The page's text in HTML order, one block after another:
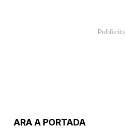
ARA A PORTADA